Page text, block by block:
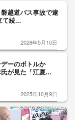
磐越道バス事故で逮
て続...
2026年5月10日
デーのボトルか
が見た「江夏...
2025年10月9日